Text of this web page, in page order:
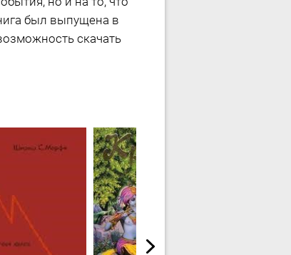
был выпущена в
скачать